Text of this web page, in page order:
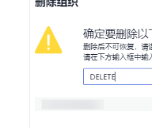
用
考